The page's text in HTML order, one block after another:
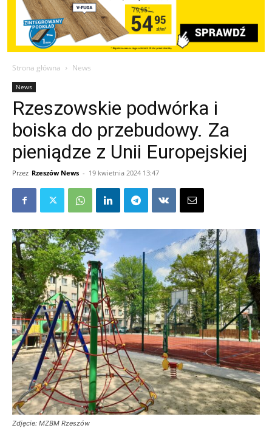
Strona główna News
News
Rzeszowskie podwórka i
boiska do przebudowy. Za
pieniądze z Unii Europejskiej
Przez Rzeszów News - 19 kwietnia 2024 13:47
Zdjęcie: MZBM Rzeszów